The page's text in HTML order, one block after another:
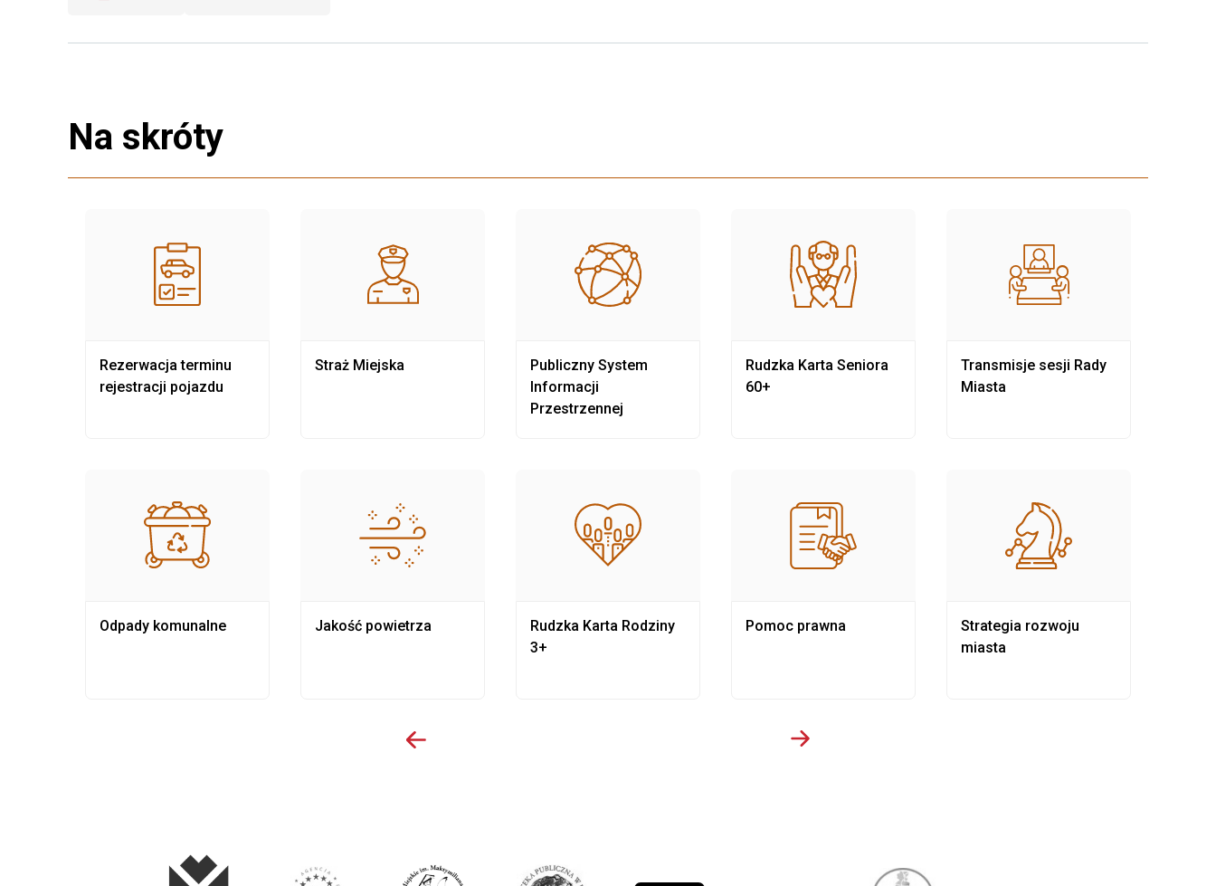
Na skróty
Rezerwacja terminu
rejestracji pojazdu
Odpady komunalne
Straż Miejska
Jakość powietrza
Publiczny System
Informacji
Przestrzennej
Rudzka Karta Rodziny
3+
Rudzka Karta Seniora
60+
Pomoc prawna
Transmisje sesji Rady
Miasta
Strategia rozwoju
miasta